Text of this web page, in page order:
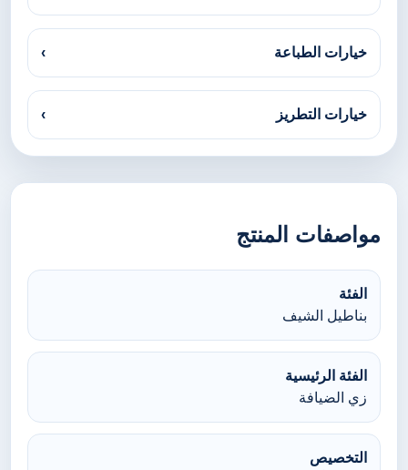
خيارات الطباعة ›
خيارات التطريز ›
مواصفات المنتج
الفئة
بناطيل الشيف
الفئة الرئيسية
زي الضيافة
التخصيص